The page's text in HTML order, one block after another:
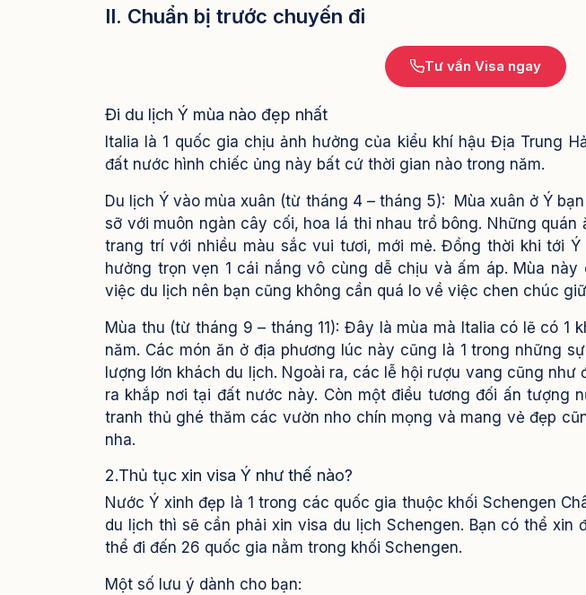
II. Chuẩn bị trước chuyến đi
Tư vấn Visa ngay
Đi du lịch Ý mùa nào đẹp nhất
Italia là 1 quốc gia chịu ảnh hưởng của kiểu khí hậu Địa Trung
đất nước hình chiếc ủng này bất cứ thời gian nào trong năm.
Du lịch Ý vào mùa xuân (từ tháng 4 – tháng 5): Mùa xuân ở Ý
sỡ với muôn ngàn cây cối, hoa lá thi nhau trổ bông. Những
trang trí với nhiều màu sắc vui tươi, mới mẻ. Đồng thời khi tới
hưởng trọn vẹn 1 cái nắng vô cùng dễ chịu và ấm áp. Mùa
việc du lịch nên bạn cũng không cần quá lo về việc chen chúc
Mùa thu (từ tháng 9 – tháng 11): Đây là mùa mà Italia có lẽ có 1
năm. Các món ăn ở địa phương lúc này cũng là 1 trong những
lượng lớn khách du lịch. Ngoài ra, các lễ hội rượu vang cũng
ra khắp nơi tại đất nước này. Còn một điều tương đối ấn tượng
tranh thủ ghé thăm các vườn nho chín mọng và mang vẻ đẹp
nha.
2.Thủ tục xin visa Ý như thế nào?
Nước Ý xinh đẹp là 1 trong các quốc gia thuộc khối Schengen
du lịch thì sẽ cần phải xin visa du lịch Schengen. Bạn có thể xin
thể đi đến 26 quốc gia nằm trong khối Schengen.
Một số lưu ý dành cho bạn: